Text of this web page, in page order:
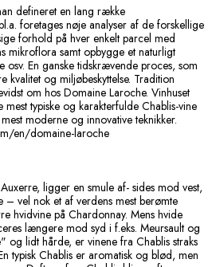
defineret en lang række
foretages nøje analyser af de forskellige
forhold på hver enkelt parcel med
mikroflora samt opbygge et naturligt
En ganske tidskrævende proces, som
og miljøbeskyttelse. Tradition
om hos Domaine Laroche. Vinhuset
typiske og karakterfulde Chablis-vine
moderne og innovative teknikker.
en/domaine-laroche
ligger en smule af- sides mod vest,
– vel nok et af verdens mest berømte
hvidvine på Chardonnay. Mens hvide
længere mod syd i f.eks. Meursault og
lidt hårde, er vinene fra Chablis straks
typisk Chablis er aromatisk og blød, men